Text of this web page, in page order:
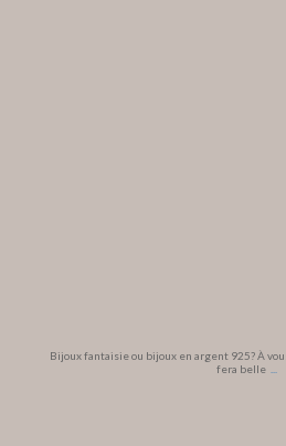
Bijoux fantaisie ou bijoux en argent 925? À
fera belle